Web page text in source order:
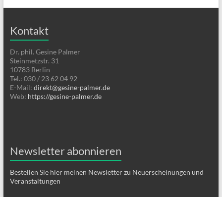
Kontakt
Dr. phil. Gesine Palmer
Steinmetzstr. 31
10783 Berlin
Tel.: 030 / 23 62 04 92
E-Mail: direkt@gesine-palmer.de
Web: https://gesine-palmer.de
Newsletter abonnieren
Bestellen Sie hier meinen Newsletter zu Neuerscheinungen und
Veranstaltungen